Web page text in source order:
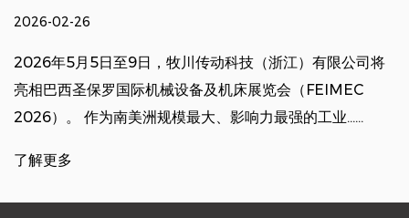
2026-02-26
2026年5月5日至9日，牧川传动科技（浙江）有限公司将
亮相巴西圣保罗国际机械设备及机床展览会（FEIMEC
2026）。 作为南美洲规模最大、影响力最强的工业......
了解更多